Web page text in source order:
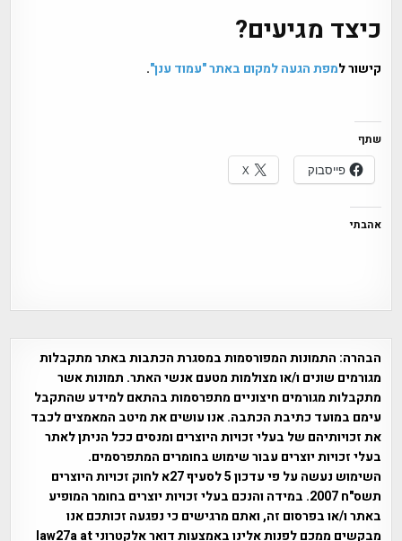
כיצד מגיעים?
קישור למפת הגעה למקום באתר "עמוד ענן".
שתף
פייסבוק
X
אהבתי
הבהרה: התמונות המפורסמות במסגרת הכתבות באתר מתקבלות
מגורמים שונים ו/או מצולמות מטעם אנשי האתר. תמונות אשר
מתקבלות מגורמים חיצוניים מתפרסמות בהתאם למידע שהתקבל
עימם במועד כתיבת הכתבה. אנו עושים את מיטב המאמצים לכבד
את זכויותיהם של בעלי זכויות היוצרים ומנסים ככל הניתן לאתר
בעלי זכויות יוצרים עבור שימוש בחומרים המתפרסמים.
השימוש נעשה על פי עדכון 5 לסעיף 27א לחוק זכויות היוצרים
תשס"ח 2007. במידה והנכם בעלי זכויות יוצרים בחומר המופיע
באתר ו/או בפרסום זה, ואתם מרגישים כי נפגעה זכותכם אנו
מבקשים ממכם לפנות אלינו באמצעות דואר אלקטרוני law27a at